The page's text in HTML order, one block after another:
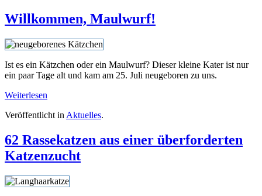
Willkommen, Maulwurf!
Ist es ein Kätzchen oder ein Maulwurf? Dieser kleine Kater ist nur
ein paar Tage alt und kam am 25. Juli neugeboren zu uns.
Weiterlesen
Veröffentlicht in Aktuelles.
62 Rassekatzen aus einer überforderten
Katzenzucht